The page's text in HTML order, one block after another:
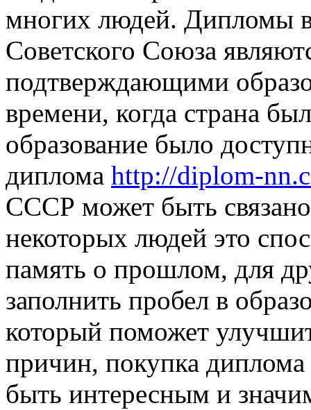
многих людей. Дипломы
Советского Союза
подтверждающими
времени, когда страна
образование было
диплома http://diplom-
СССР может быть
некоторых людей это
память о прошлом, для
заполнить пробел в
который поможет
причин, покупка диплома
быть интересным и